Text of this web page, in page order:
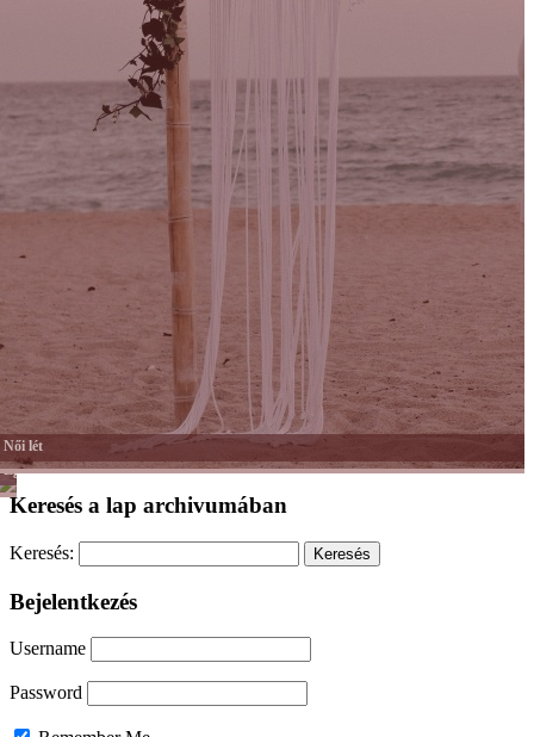
Női lét
Egyéb
Keresés a lap archivumában
Keresés:
Bejelentkezés
Username
Password